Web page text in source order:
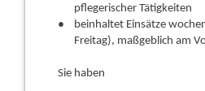
pflegerischer Tätigkeiten
beinhaltet Einsätze
Freitag), maßgeblich am
Sie haben